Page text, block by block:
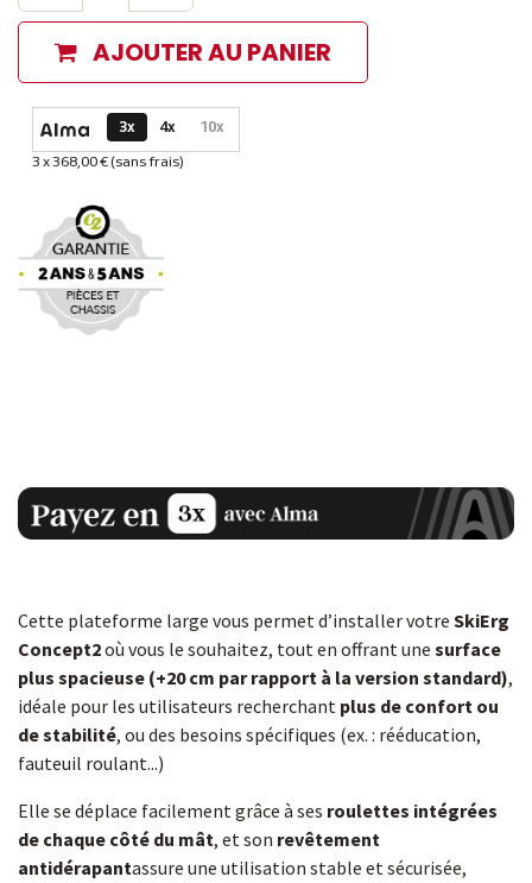
AJOUTER AU PANIER
Options de paiement disponibles
3x 4x 10x
Informations sur le plan de paiement sélectionné
3 x 368,00 € (sans frais)
Cette plateforme large vous permet d’installer votre SkiErg
Concept2où vous le souhaitez, tout en offrant une surface
plus spacieuse (+20 cm par rapport à la version standard),
idéale pour les utilisateurs recherchant plus de confort ou
de stabilité, ou des besoins spécifiques (ex. : rééducation,
fauteuil roulant...)
Elle se déplace facilement grâce à ses roulettes intégrées
de chaque côté du mât, et son revêtement
antidérapantassure une utilisation stable et sécurisée,